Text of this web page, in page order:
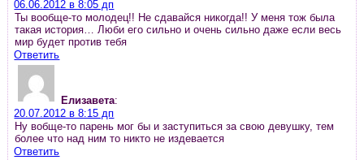
06.06.2012 в 8:05 дп
Ты вообще-то молодец!! Не сдавайся никогда!! У меня тож была
такая история… Люби его сильно и очень сильно даже если весь
мир будет против тебя
Ответить
Елизавета:
20.07.2012 в 8:15 дп
Ну вобще-то парень мог бы и заступиться за свою девушку, тем
более что над ним то никто не издевается
Ответить